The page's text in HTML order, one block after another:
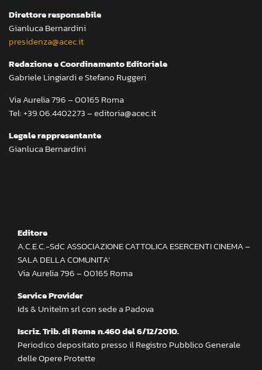
Direttore responsabile
Gianluca Bernardini
presidenza@acec.it
Redazione e Coordinamento Editoriale
Gabriele Lingiardi e Stefano Ruggeri
Via Aurelia 796 – 00165 Roma
Tel: +39.06.4402273 – editoria@acec.it
Legale rappresentante
Gianluca Bernardini
Editore
A.C.E.C.-SdC ASSOCIAZIONE CATTOLICA ESERCENTI CINEMA –
SALA DELLA COMUNITA’
Via Aurelia 796 – 00165 Roma
Service Provider
Ids & Unitelm srl con sede a Padova
Iscriz. Trib. di Roma n.460 del 6/12/2010.
Periodico depositato presso il Registro Pubblico Generale
delle Opere Protette